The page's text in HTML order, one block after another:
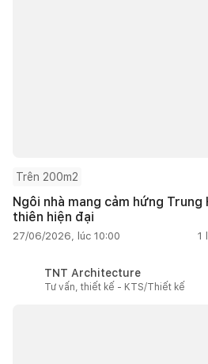
Trên 200m2
Ngôi nhà mang cảm hứng
thiên hiện đại
27/06/2026, lúc 10:00 1
TNT Architecture
Tư vấn, thiết kế - KTS/Thiết kế